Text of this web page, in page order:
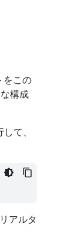
をこの
構成
て、
アルタ